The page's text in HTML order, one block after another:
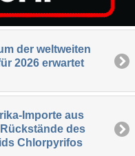
der weltweiten
2026 erwartet
Importe aus
des
Chlorpyrifos